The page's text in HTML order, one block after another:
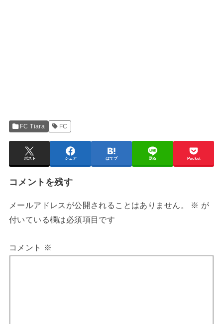
FC Tiara FC
ポスト シェア はてブ 送る Pocket
コメントを残す
メールアドレスが公開されることはありません。 ※ が
付いている欄は必須項目です
コメント ※